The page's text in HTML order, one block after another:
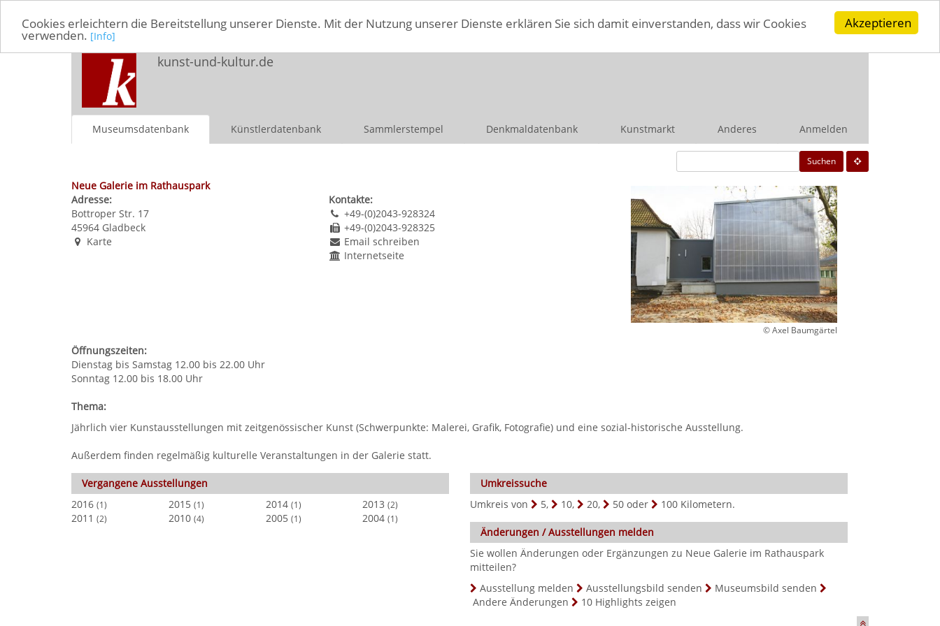
Akzeptieren
Cookies erleichtern die Bereitstellung unserer Dienste. Mit der Nutzung unserer Dienste erklären Sie sich damit einverstanden, dass wir Cookies
verwenden. [Info]
kunst-und-kultur.de
Museumsdatenbank Künstlerdatenbank Sammlerstempel Denkmaldatenbank Kunstmarkt Anderes Anmelden
Suchen
Neue Galerie im Rathauspark
Adresse:
Bottroper Str. 17
45964 Gladbeck
Karte
Kontakte:
+49-(0)2043-928324
+49-(0)2043-928325
Email schreiben
Internetseite
© Axel Baumgärtel
Öffnungszeiten:
Dienstag bis Samstag 12.00 bis 22.00 Uhr
Sonntag 12.00 bis 18.00 Uhr
Thema:
Jährlich vier Kunstausstellungen mit zeitgenössischer Kunst (Schwerpunkte: Malerei, Grafik, Fotografie) und eine sozial-historische Ausstellung.
Außerdem finden regelmäßig kulturelle Veranstaltungen in der Galerie statt.
Vergangene Ausstellungen
2016 (1) 2015 (1) 2014 (1) 2013 (2)
2011 (2) 2010 (4) 2005 (1) 2004 (1)
Umkreissuche
Umkreis von
5, 10, 20, 50 oder 100 Kilometern.
Änderungen / Ausstellungen melden
Sie wollen Änderungen oder Ergänzungen zu Neue Galerie im Rathauspark
mitteilen?
Ausstellung melden
Ausstellungsbild senden
Museumsbild senden
Andere Änderungen
10 Highlights zeigen